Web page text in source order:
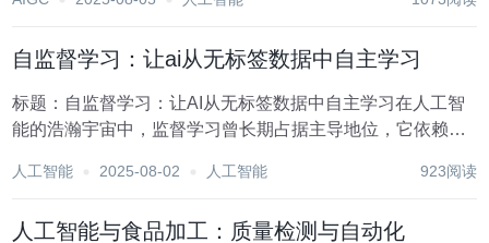
深刻改变着我们的生活与工作方式。然而，AI系统的开发与
自监督学习：让ai从无标签数据中自主学习
标题：自监督学习：让AI从无标签数据中自主学习在人工智
能的浩瀚宇宙中，监督学习曾长期占据主导地位，它依赖于
分类任务。然而，随着数据量的爆炸式增长和标注成本的高
人工智能 2025-08-02 人工智能 923阅读
人工智能与食品加工：质量检测与自动化